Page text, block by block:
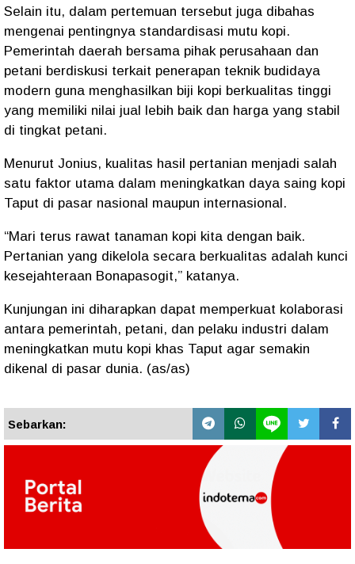
Selain itu, dalam pertemuan tersebut juga dibahas
mengenai pentingnya standardisasi mutu kopi.
Pemerintah daerah bersama pihak perusahaan dan
petani berdiskusi terkait penerapan teknik budidaya
modern guna menghasilkan biji kopi berkualitas tinggi
yang memiliki nilai jual lebih baik dan harga yang stabil
di tingkat petani.
Menurut Jonius, kualitas hasil pertanian menjadi salah
satu faktor utama dalam meningkatkan daya saing kopi
Taput di pasar nasional maupun internasional.
“Mari terus rawat tanaman kopi kita dengan baik.
Pertanian yang dikelola secara berkualitas adalah kunci
kesejahteraan Bonapasogit,” katanya.
Kunjungan ini diharapkan dapat memperkuat kolaborasi
antara pemerintah, petani, dan pelaku industri dalam
meningkatkan mutu kopi khas Taput agar semakin
dikenal di pasar dunia. (as/as)
Sebarkan: